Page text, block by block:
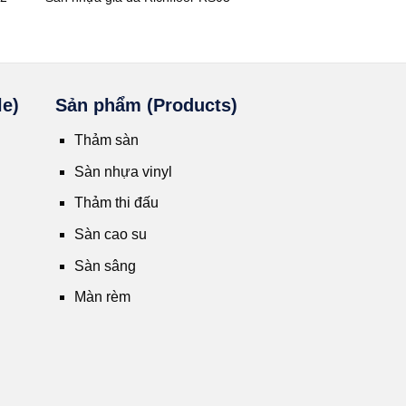
Sản phẩm (Products)
Thảm sàn
Sàn nhựa vinyl
Thảm thi đấu
Sàn cao su
Sàn sâng
Màn rèm